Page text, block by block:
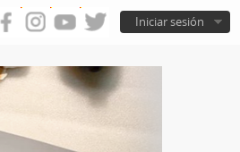
Iniciar sesión